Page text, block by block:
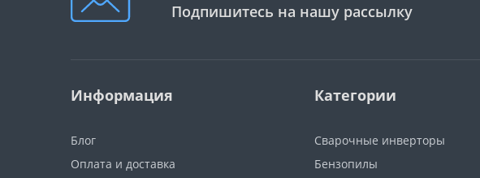
Подпишитесь на нашу рассылку
Информация
Блог
Оплата и доставка
Категории
Сварочные инверторы
Бензопилы